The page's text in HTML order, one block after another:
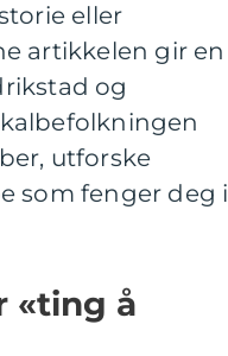
eller
artikkelen gir en
og
utforske
som fenger deg i
«ting å